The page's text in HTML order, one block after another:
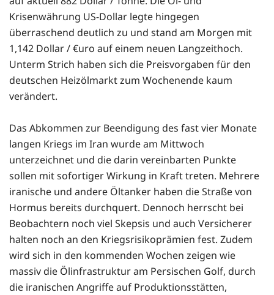
Krisenwährung US-Dollar legte hingegen
überraschend deutlich zu und stand am Morgen mit
1,142 Dollar / €uro auf einem neuen Langzeithoch.
Unterm Strich haben sich die Preisvorgaben für den
deutschen Heizölmarkt zum Wochenende kaum
verändert.
Das Abkommen zur Beendigung des fast vier Monate
langen Kriegs im Iran wurde am Mittwoch
unterzeichnet und die darin vereinbarten Punkte
sollen mit sofortiger Wirkung in Kraft treten. Mehrere
iranische und andere Öltanker haben die Straße von
Hormus bereits durchquert. Dennoch herrscht bei
Beobachtern noch viel Skepsis und auch Versicherer
halten noch an den Kriegsrisikoprämien fest. Zudem
wird sich in den kommenden Wochen zeigen wie
massiv die Ölinfrastruktur am Persischen Golf, durch
die iranischen Angriffe auf Produktionsstätten,